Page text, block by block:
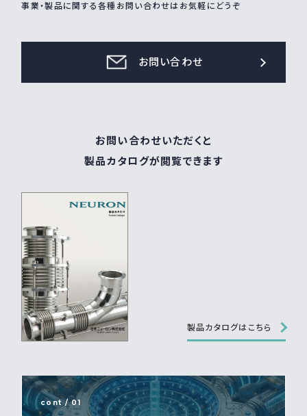
事業・製品に関する各種お問い合わせはお気軽にどうぞ
お問い合わせ
お問い合わせいただくと
製品カタログが閲覧できます
製品カタログはこちら
cont / 01